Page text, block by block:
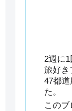
2週に
旅好き
47都
た。
この